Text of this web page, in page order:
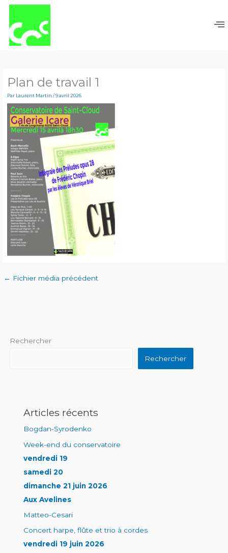
Plan de travail 1
Par Laurent Martin /9 avril 2026
← Fichier média précédent
Rechercher
Rechercher
Articles récents
Bogdan-Syrodenko
Week-end du conservatoire
vendredi 19
samedi 20
dimanche 21 juin 2026
Aux Avelines
Matteo-Cesari
Concert harpe, flûte et trio à cordes
vendredi 19 juin 2026